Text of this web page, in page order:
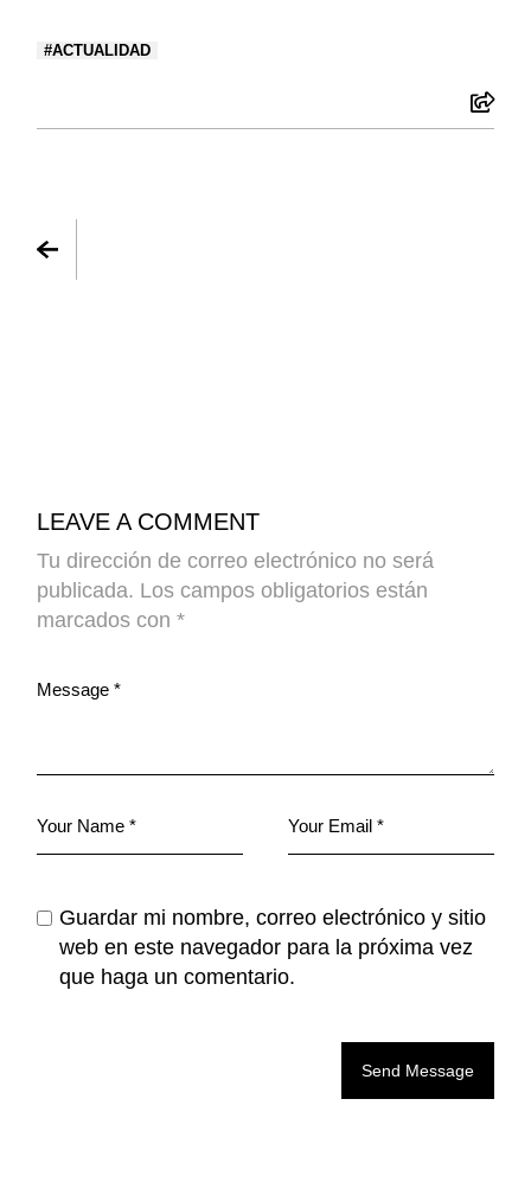
ACTUALIDAD
LEAVE A COMMENT
Tu dirección de correo electrónico no será
publicada. Los campos obligatorios están
marcados con*
Guardar mi nombre, correo electrónico y sitio
web en este navegador para la próxima vez
que haga un comentario.
Send Message